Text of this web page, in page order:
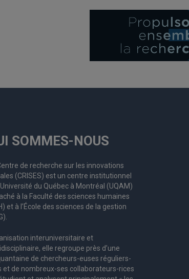
SOMMES-NOUS
de recherche sur les innovations
(CRISES) est un centre institutionnel
du Québec à Montréal (UQAM)
à la Faculté des sciences humaines
et à l’École des sciences de la gestion
interuniversitaire et
elle regroupe près d’une
de chercheurs-euses réguliers-
et de nombreux-ses collaborateurs-rices